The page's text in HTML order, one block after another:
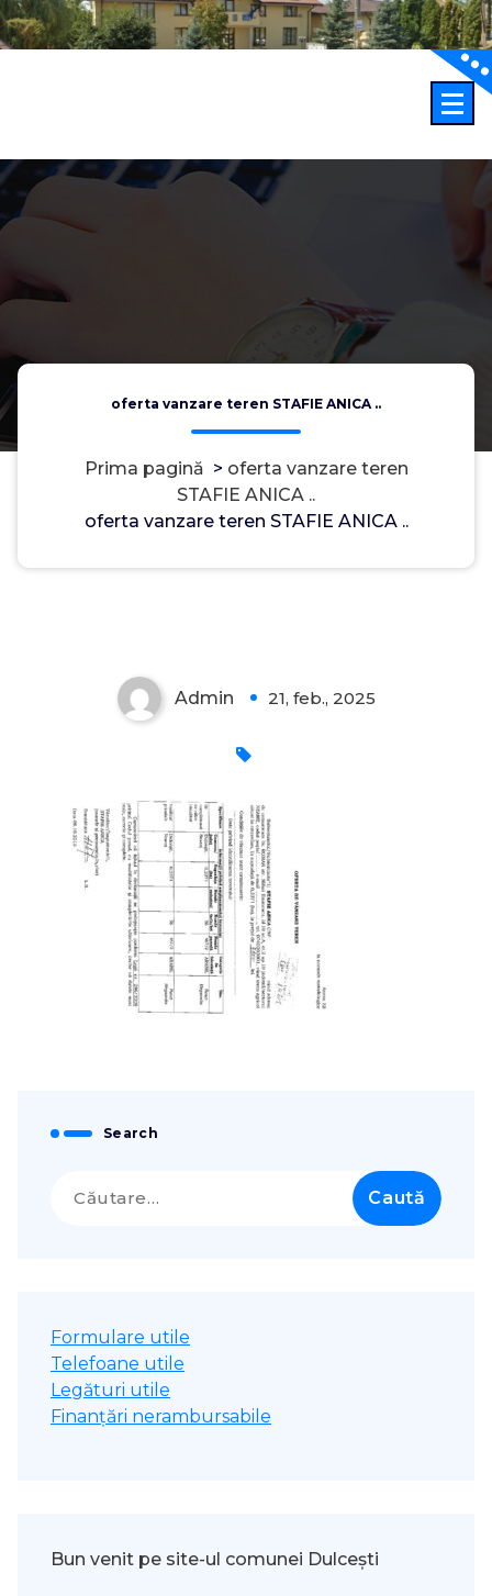
Sari
la
oferta vanzare teren STAFIE ANICA ..
Prima pagină > oferta vanzare teren
STAFIE ANICA ..
oferta vanzare teren STAFIE ANICA ..
Admin 21, feb., 2025
Search
după:
Formulare utile
Telefoane utile
Legături utile
Finanțări nerambursabile
Bun venit pe site-ul comunei Dulcești